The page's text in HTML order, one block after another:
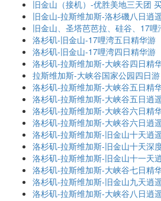
旧金山（接机）-优胜美地三天团
旧金山-拉斯维加斯-洛杉磯八日逍
旧金山、圣塔芭芭拉、硅谷、17哩
洛杉矶-旧金山-17哩湾五日精华游
洛杉矶-旧金山-17哩湾四日精华游
洛杉矶-拉斯维加斯-大峡谷四日精
拉斯维加斯-大峡谷国家公园四日
洛杉矶-拉斯维加斯-大峡谷五日精
洛杉矶-拉斯维加斯-大峡谷五日逍
洛杉矶-拉斯维加斯-大峡谷六日精
洛杉矶-拉斯维加斯-大峡谷六日逍
洛杉矶-拉斯维加斯-旧金山十天逍
洛杉矶-拉斯维加斯-旧金山十天深
洛杉矶-拉斯维加斯-旧金山十一天
洛杉矶-拉斯维加斯-大峡谷七日精
洛杉矶-拉斯维加斯-旧金山九天逍
洛杉矶-拉斯维加斯-大峡谷八日逍